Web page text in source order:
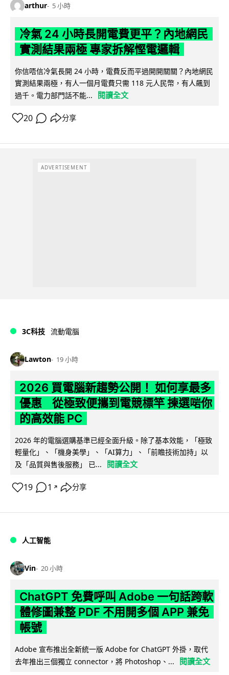
arthur 5 小時
冷氣 24 小時長開電費更平？內地網民
實測結果兩極 專家拆解慳電邏輯
你信唔信冷氣長開 24 小時，電費反而平過開開關關？內地網民
實測結果兩極，有人一個月電費只需 118 元人民幣，有人飆到
過千。電力部門話不能...
閱讀全文
20 分享
ADVERTISEMENT
3C科技 流動電腦
Lawton 19 小時
2026 買電腦新趨勢公開！ 如何享最多
優惠 從極致便攜到電競標竿 揀選啱你
的高效能 PC
2026 年的電腦選購基準已經全面升級。除了基本效能，「極致
輕量化」、「機身美學」、「AI算力」、「前瞻技術加持」以
及「品質與售後服務」 已...
閱讀全文
19 1 ↗ 分享
人工智能
Vin 20 小時
ChatGPT 免費呼叫 Adobe 一句話跨軟
體修圖兼整 PDF 不用開多個 APP 兼免
帳號
Adobe 宣布推出全新統一版 Adobe for ChatGPT 外掛，取代
去年推出三個獨立 connector，將 Photoshop、...
閱讀全文